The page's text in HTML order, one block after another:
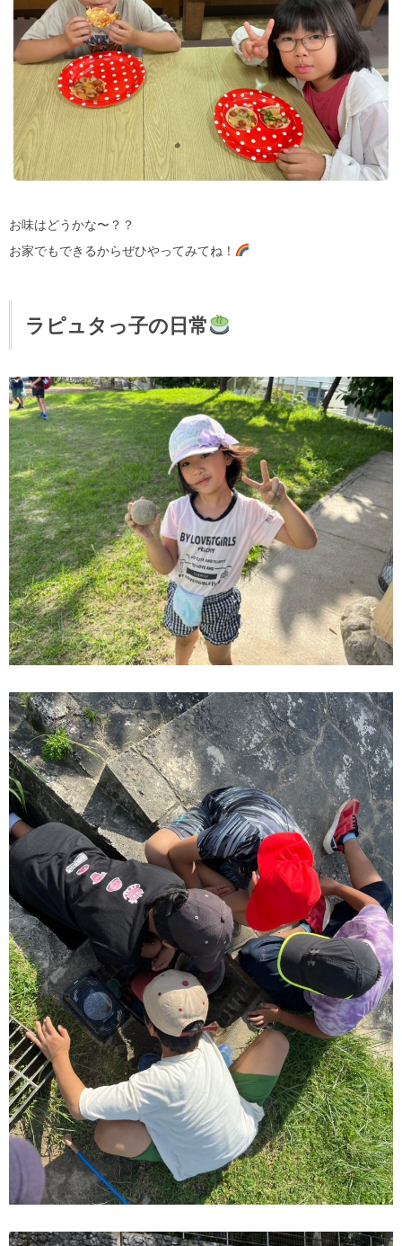
お味はどうかな〜？？
お家でもできるからぜひやってみてね！
ラピュタっ子の日常